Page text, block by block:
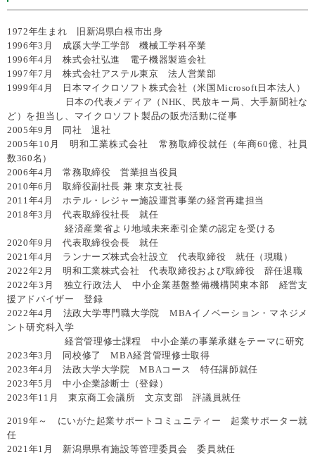
1972年生まれ 旧新潟県白根市出身
1996年3月 成蹊大学工学部 機械工学科卒業
1996年4月 株式会社弘進 電子機器製造会社
1997年7月 株式会社アステル東京 法人営業部
1999年4月 日本マイクロソフト株式会社（米国Microsoft日本法人）
日本の代表メディア（NHK、民放キー局、大手新聞社な
ど）を担当し、マイクロソフト製品の販売活動に従事
2005年9月 同社 退社
2005年10月 明和工業株式会社 常務取締役就任（年商60億、社員
数360名）
2006年4月 常務取締役 営業担当役員
2010年6月 取締役副社長 兼 東京支社長
2011年4月 ホテル・レジャー施設運営事業の経営再建担当
2018年3月 代表取締役社長 就任
経済産業省より地域未来牽引企業の認定を受ける
2020年9月 代表取締役会長 就任
2021年4月 ランナーズ株式会社設立 代表取締役 就任（現職）
2022年2月 明和工業株式会社 代表取締役および取締役 辞任退職
2022年3月 独立行政法人 中小企業基盤整備機構関東本部 経営支
援アドバイザー 登録
2022年4月 法政大学専門職大学院 MBAイノベーション・マネジメ
ント研究科入学
経営管理修士課程 中小企業の事業承継をテーマに研究
2023年3月 同校修了 MBA経営管理修士取得
2023年4月 法政大学大学院 MBAコース 特任講師就任
2023年5月 中小企業診断士（登録）
2023年11月 東京商工会議所 文京支部 評議員就任
2019年～ にいがた起業サポートコミュニティー 起業サポーター就
任
2021年1月 新潟県県有施設等管理委員会 委員就任